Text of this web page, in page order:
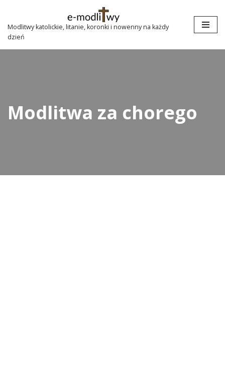
Przejdź
do
treści
Modlitwy katolickie, litanie, koronki i nowenny na każdy
dzień
Modlitwa za chorego